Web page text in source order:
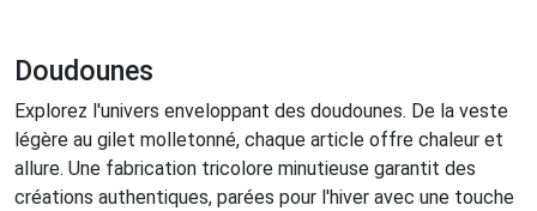
Doudounes
Explorez l'univers enveloppant des doudounes. De la veste
légère au gilet molletonné, chaque article offre chaleur et
allure. Une fabrication tricolore minutieuse garantit des
créations authentiques, parées pour l'hiver avec une touche